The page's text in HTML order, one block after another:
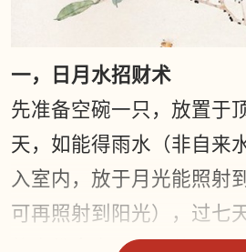
一，日月水招财术
先准备空碗一只，放置于
天，如能得雨水（非自来
入室内，放于月光能照射
可再照射到阳光），过七